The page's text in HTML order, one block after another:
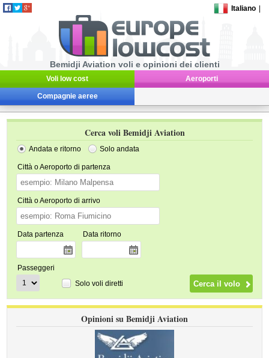
Italiano
Bemidji Aviation voli e opinioni dei clienti
Voli low cost Aeroporti
Compagnie aeree
Cerca voli Bemidji Aviation
Andata e ritorno Solo andata
Città o Aeroporto di partenza
Città o Aeroporto di arrivo
Data partenza Data ritorno
Passeggeri
Solo voli diretti
Opinioni su Bemidji Aviation